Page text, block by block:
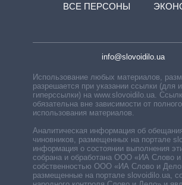
ВСЕ ПЕРСОНЫ
info@slovoidilo.ua
Использование любых материалов,
разрешается при указании ссылки (для
гиперссылки) на www.slovoidilo.ua.
обязательна вне зависимости от полного
использования материалов.
Аналитическая информация об
чиновников, размещенных на портале
информация о состоянии выполнения
собрана и обработана ООО «ИА Слово и
собственностью ООО «ИА Слово и
размещенные на портале slovoidilo.ua,